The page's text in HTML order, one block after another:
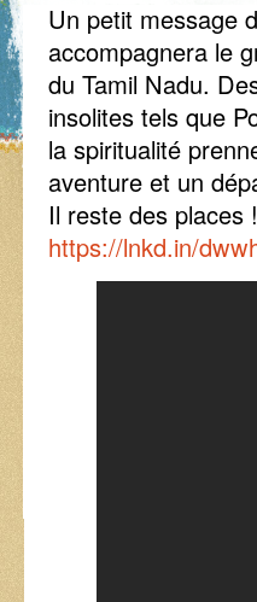
Un petit message
accompagnera le
du Tamil Nadu.
insolites tels que
la spiritualité
aventure et un
Il reste des places !
https://lnkd.in/